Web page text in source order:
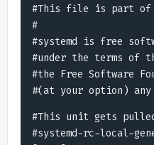
#This file is part of
#
#systemd is free
#under the terms of
#the Free Software
#This unit gets
#systemd-rc-local-